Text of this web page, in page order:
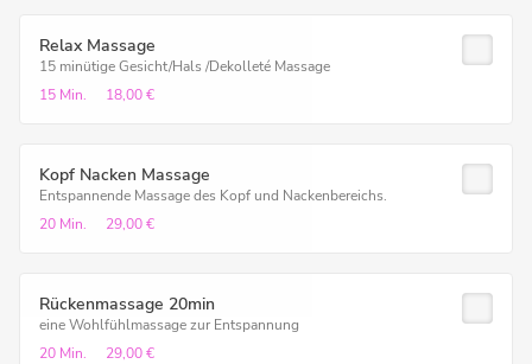
Relax Massage
15 minütige Gesicht/Hals /Dekolleté Massage
15 Min.
18,00 €
Kopf Nacken Massage
Entspannende Massage des Kopf und Nackenbereichs.
20 Min.
29,00 €
Rückenmassage 20min
eine Wohlfühlmassage zur Entspannung
20 Min.
29,00 €